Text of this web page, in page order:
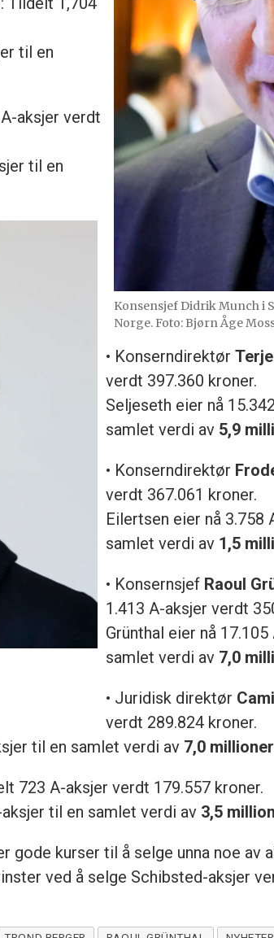
Konsensjef Didrik Munch i
Norge. Foto: Bjørn Åge
til en
aksjer verdt
til en
• Konserndirektør
verdt 397.360 kroner.
Seljeseth eier nå
samlet verdi av 5,9
• Konserndirektør
verdt 367.061 kroner.
Eilertsen eier nå 3.758
samlet verdi av 1,5
• Konsernsjef Raoul
1.413 A-aksjer verdt
Grünthal eier nå
samlet verdi av 7,0
• Juridisk direktør
verdt 289.824 kroner.
til en samlet verdi av 7,0
723 A-aksjer verdt 179.557 kroner.
til en samlet verdi av 3,5
kurser til å selge unna noe av
ved å selge Schibsted-aksjer